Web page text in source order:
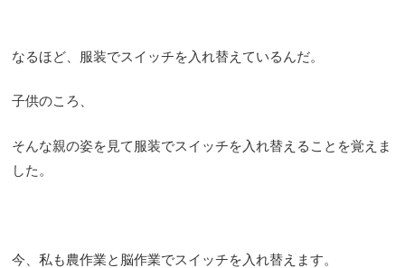
なるほど、服装でスイッチを入れ替えているんだ。
子供のころ、
そんな親の姿を見て服装でスイッチを入れ替えることを覚えま
した。
今、私も農作業と脳作業でスイッチを入れ替えます。